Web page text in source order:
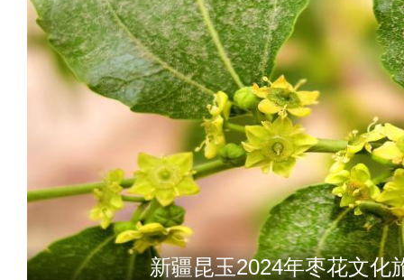
“阿克苏是个好地方·四季
新疆昆玉2024年枣花文化
乌鲁木齐：新人